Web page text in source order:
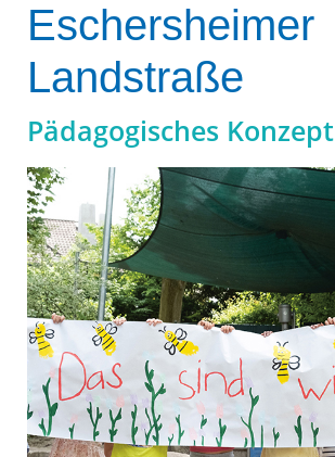
Eschersheimer
Landstraße
Pädagogisches Konzept